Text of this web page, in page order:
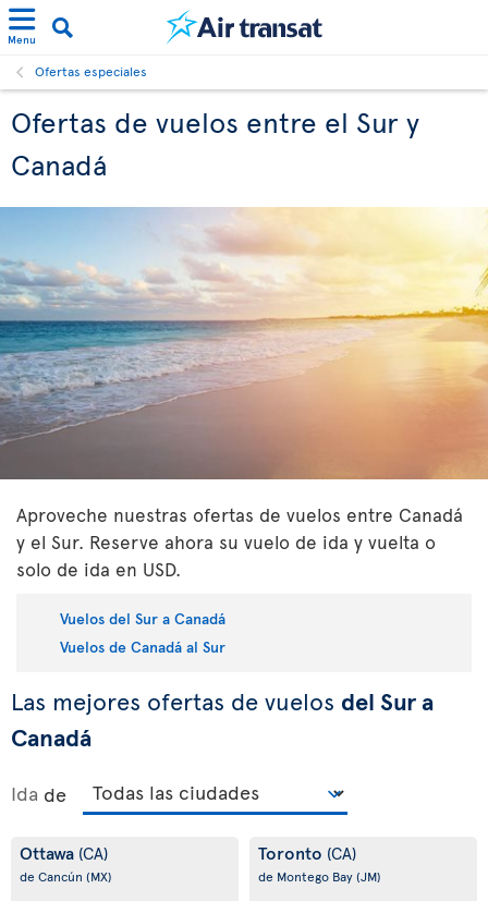
Menu
Ofertas especiales
Ofertas de vuelos entre el Sur y
Canadá
Aproveche nuestras ofertas de vuelos entre Canadá
y el Sur. Reserve ahora su vuelo de ida y vuelta o
solo de ida en USD.
Vuelos del Sur a Canadá
Vuelos de Canadá al Sur
Las mejores ofertas de vuelos del Sur a
Canadá
Ida de
Ottawa (CA)
de Cancún (MX)
Toronto (CA)
de Montego Bay(JM)